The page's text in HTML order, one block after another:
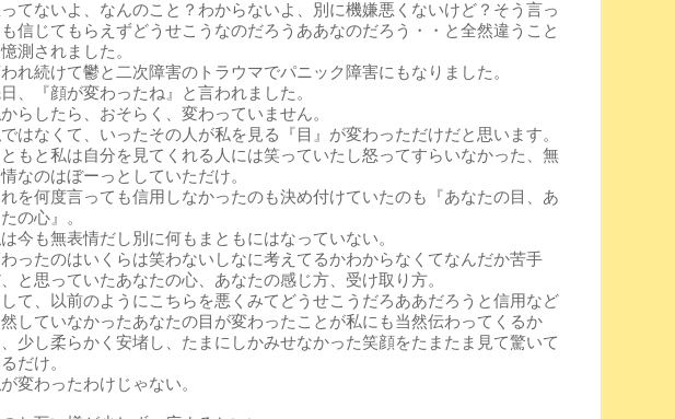
てないよ、なんのこと？わからないよ、別に機嫌悪くないけど？そう言っ
信じてもらえずどうせこうなのだろうああなのだろう・・と全然違うこと
測されました。
れ続けて鬱と二次障害のトラウマでパニック障害にもなりました。
、『顔が変わったね』と言われました。
らしたら、おそらく、変わっていません。
はなくて、いったその人が私を見る『目』が変わっただけだと思います。
もと私は自分を見てくれる人には笑っていたし怒ってすらいなかった、無
なのはぼーっとしていただけ。
を何度言っても信用しなかったのも決め付けていたのも『あなたの目、あ
の心』。
今も無表情だし別に何もまともにはなっていない。
ったのはいくらは笑わないしなに考えてるかわからなくてなんだか苦手
と思っていたあなたの心、あなたの感じ方、受け取り方。
て、以前のようにこちらを悪くみてどうせこうだろああだろうと信用など
していなかったあなたの目が変わったことが私にも当然伝わってくるか
少し柔らかく安堵し、たまにしかみせなかった笑顔をたまたま見て驚いて
だけ。
変わったわけじゃない。